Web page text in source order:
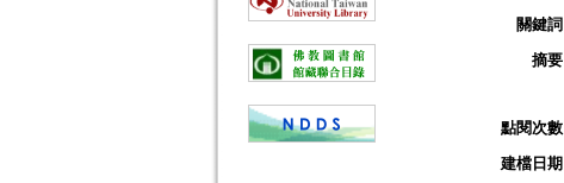
關鍵詞
摘要
點閱次數
建檔日期